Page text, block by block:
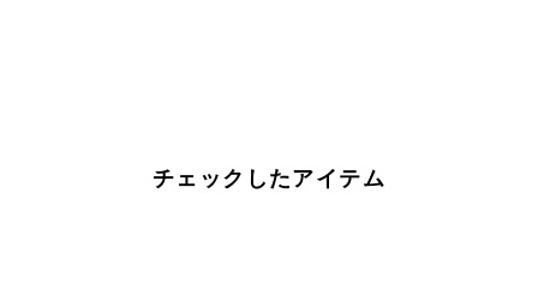
チェックしたアイテム